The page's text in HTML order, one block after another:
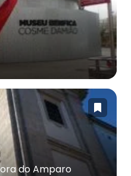
do Amparo